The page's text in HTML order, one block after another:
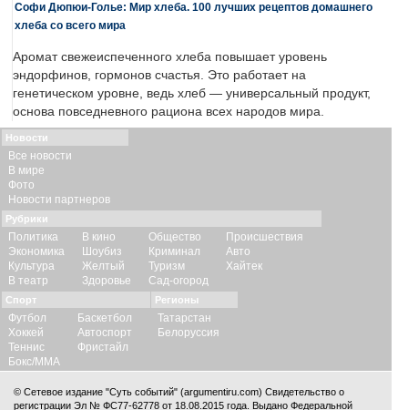
Софи Дюпюи-Голье: Мир хлеба. 100 лучших рецептов домашнего
хлеба со всего мира
Аромат свежеиспеченного хлеба повышает уровень
эндорфинов, гормонов счастья. Это работает на
генетическом уровне, ведь хлеб — универсальный продукт,
основа повседневного рациона всех народов мира.
Новости
Все новости
В мире
Фото
Новости партнеров
Рубрики
Политика
Экономика
Культура
В театр
В кино
Шоубиз
Желтый
Здоровье
Общество
Криминал
Туризм
Сад-огород
Происшествия
Авто
Хайтек
Спорт
Футбол
Хоккей
Теннис
Бокс/ММА
Баскетбол
Автоспорт
Фристайл
Регионы
Татарстан
Белоруссия
© Сетевое издание "Суть событий" (argumentiru.com) Свидетельство о
регистрации Эл № ФС77-62778 от 18.08.2015 года. Выдано Федеральной